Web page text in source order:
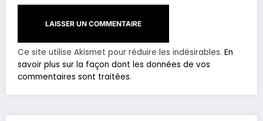
Ce site utilise Akismet pour réduire les indésirables. En
savoir plus sur la façon dont les données de vos
commentaires sont traitées.